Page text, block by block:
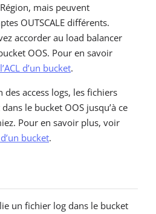
mais peuvent
OUTSCALE différents.
accorder au load balancer
OOS. Pour en savoir
d’un bucket.
des access logs, les fichiers
le bucket OOS jusqu’à ce
Pour en savoir plus, voir
bucket.
un fichier log dans le bucket